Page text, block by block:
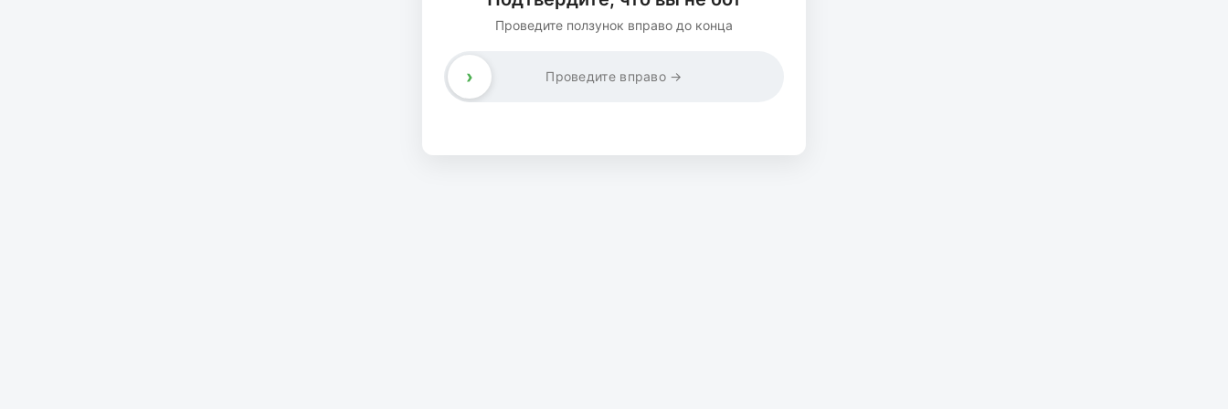
Проведите ползунок вправо до конца
Проведите вправо →
›